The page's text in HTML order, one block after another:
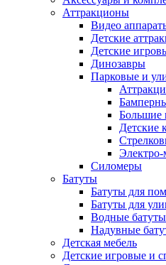
Аттракционы
Видео
Детские
Детские
Динозавры
Парковые и
Большие
Детские
Электро-
Силомеры
Батуты
Батуты для
Батуты для
Водные
Надувные
Детская мебель
Детские игровые и